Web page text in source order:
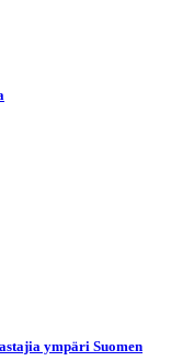
ympäri Suomen